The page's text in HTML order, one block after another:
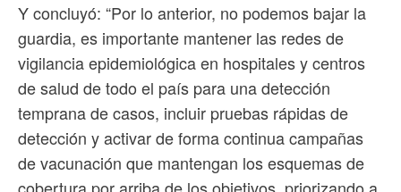
Y concluyó: “Por lo anterior, no podemos bajar la
guardia, es importante mantener las redes de
vigilancia epidemiológica en hospitales y centros
de salud de todo el país para una detección
temprana de casos, incluir pruebas rápidas de
detección y activar de forma continua campañas
de vacunación que mantengan los esquemas de